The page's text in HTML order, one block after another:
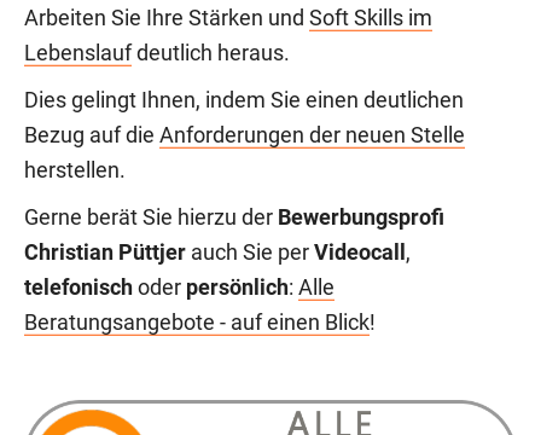
Arbeiten Sie Ihre Stärken und Soft Skills im
Lebenslaufdeutlich heraus.
Dies gelingt Ihnen, indem Sie einen deutlichen
Bezug auf die Anforderungen der neuen Stelle
herstellen.
Gerne berät Sie hierzu der Bewerbungsprofi
Christian Püttjer auch Sie per Videocall ,
telefonisch oder persönlich: Alle
Beratungsangebote - auf einen Blick!